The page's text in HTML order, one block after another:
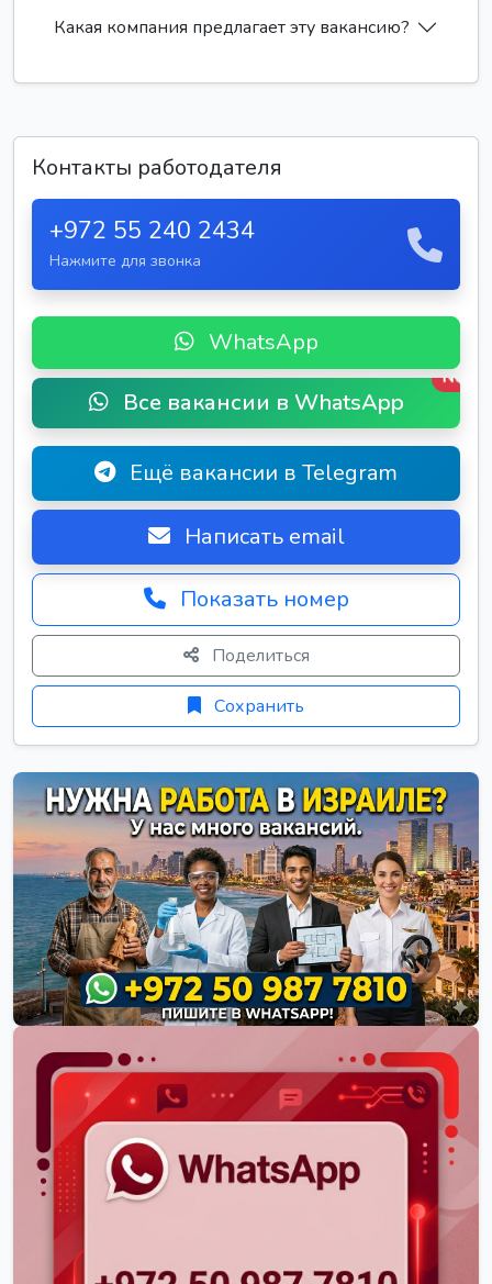
Какая компания предлагает эту вакансию?
Контакты работодателя
+972 55 240 2434
Нажмите для звонка
WhatsApp
Все вакансии в WhatsApp
New
Ещё вакансии в Telegram
Написать email
Показать номер
Поделиться
Сохранить